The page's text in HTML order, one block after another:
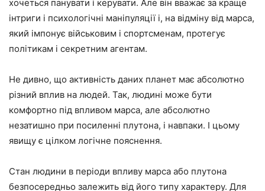
хочеться панувати і керувати. Але він вважає за краще
інтриги і психологічні маніпуляції і, на відміну від марса,
який імпонує військовим і спортсменам, протегує
політикам і секретним агентам.
Не дивно, що активність даних планет має абсолютно
різний вплив на людей. Так, людині може бути
комфортно під впливом марса, але абсолютно
незатишно при посиленні плутона, і навпаки. І цьому
явищу є цілком логічне пояснення.
Стан людини в періоди впливу марса або плутона
безпосередньо залежить від його типу характеру. Для